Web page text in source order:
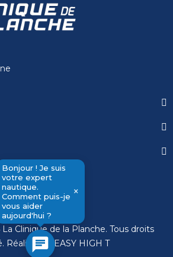
Bonjour ! Je suis
votre expert
nautique.
Comment puis-je
vous aider
aujourd'hui ?
×
chat
Clinique de la Planche. Tous droits
Réalisation EASY HIGH T